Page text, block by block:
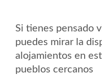
Si tienes pensado
puedes mirar la
alojamientos en
pueblos cercanos